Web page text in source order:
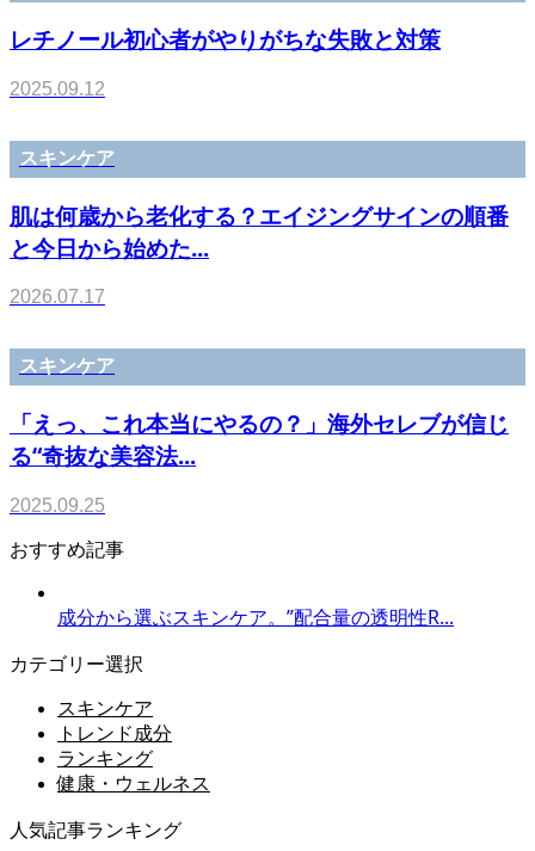
レチノール初心者がやりがちな失敗と対策
2025.09.12
スキンケア
肌は何歳から老化する？エイジングサインの順番
と今日から始めた...
2026.07.17
スキンケア
「えっ、これ本当にやるの？」海外セレブが信じ
る“奇抜な美容法...
2025.09.25
おすすめ記事
成分から選ぶスキンケア。”配合量の透明性R...
カテゴリー選択
スキンケア
トレンド成分
ランキング
健康・ウェルネス
人気記事ランキング